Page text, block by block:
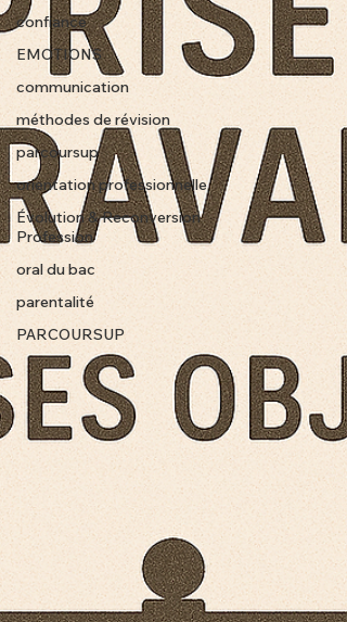
confiance
EMOTIONS
communication
méthodes de révision
parcoursup
orientation professionnelle
Évolution & Reconversion
Profession
oral du bac
parentalité
PARCOURSUP